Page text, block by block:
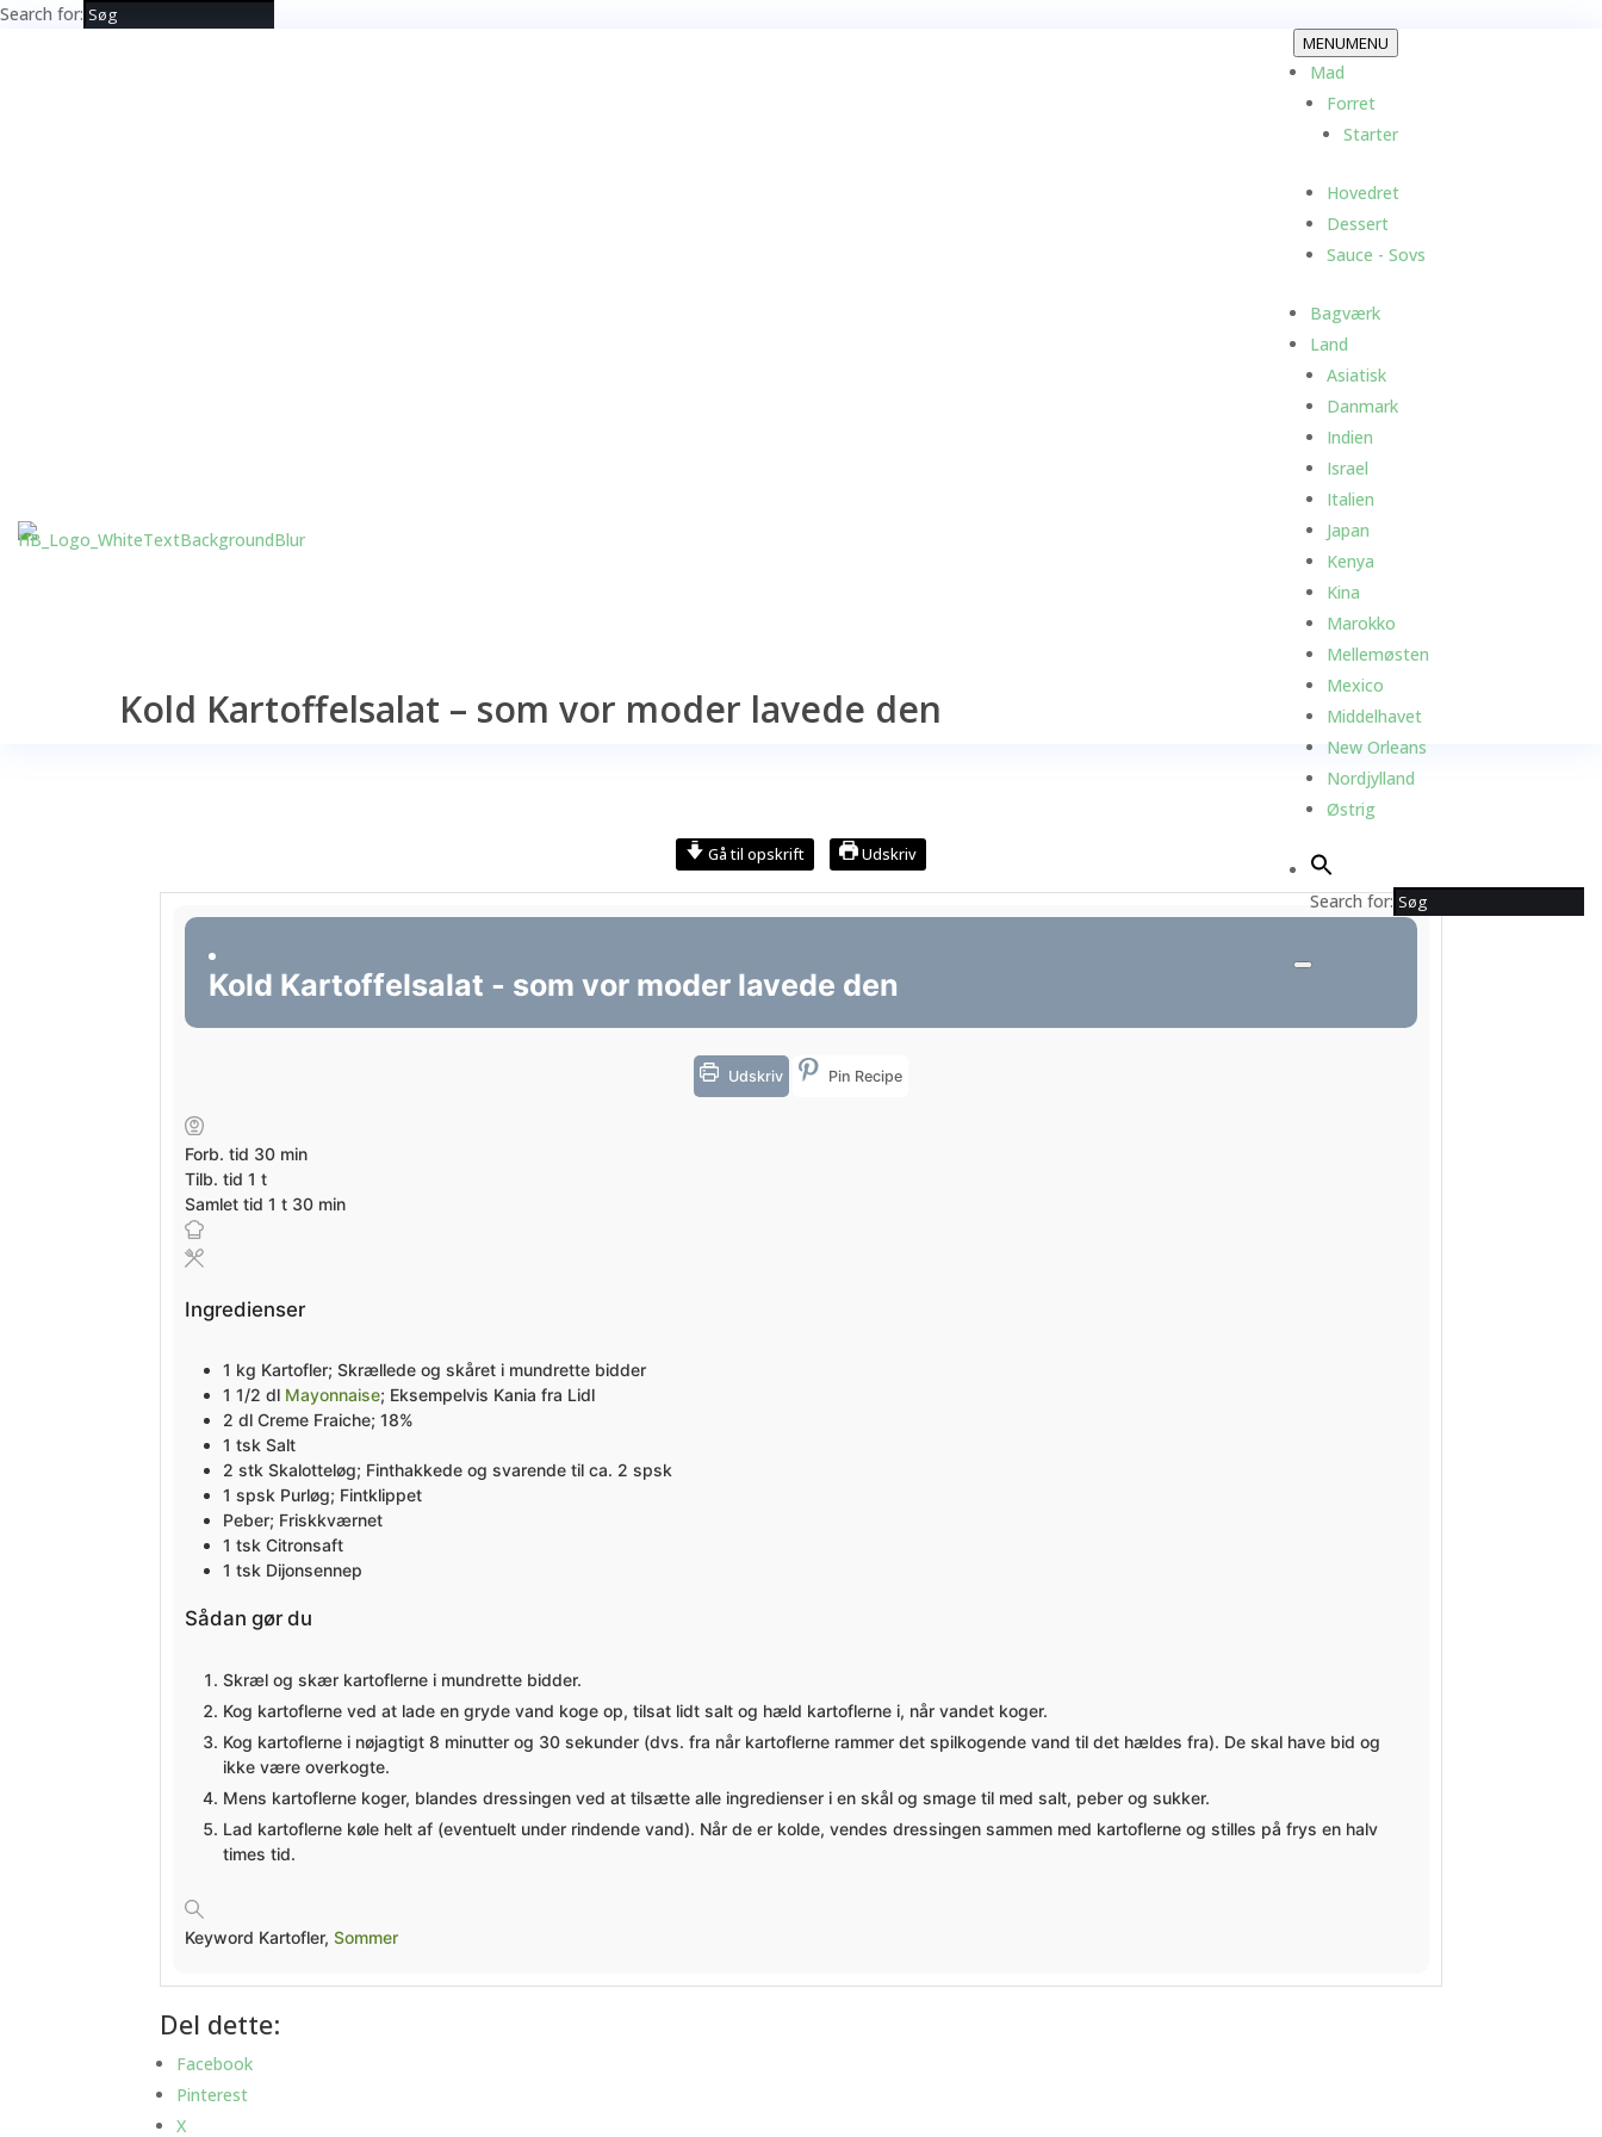
Search for:
MENUMENU
Mad
Forret
Starter
Hovedret
Dessert
Sauce - Sovs
Bagværk
Land
Asiatisk
Danmark
Indien
Israel
Italien
Japan
Kenya
Kina
Marokko
Mellemøsten
Mexico
Middelhavet
New Orleans
Nordjylland
Østrig
Search for:
Kold Kartoffelsalat – som vor moder lavede den
Gå til opskrift Udskriv
Kold Kartoffelsalat - som vor moder lavede den
Udskriv Pin Recipe
Forb. tid 30minutter
min
Tilb. tid1 time
t
Samlet tid1 time
t 30minutter
min
Ingredienser
1 kg Kartofler; Skrællede og skåret i mundrette bidder
1 1/2 dl Mayonnaise; Eksempelvis Kania fra Lidl
2 dl Creme Fraiche; 18%
1 tsk Salt
2 stk Skalotteløg; Finthakkede og svarende til ca. 2 spsk
1 spsk Purløg; Fintklippet
Peber; Friskkværnet
1 tsk Citronsaft
1 tsk Dijonsennep
Sådan gør du
Skræl og skær kartoflerne i mundrette bidder.
Kog kartoflerne ved at lade en gryde vand koge op, tilsat lidt salt og hæld kartoflerne i, når vandet koger.
Kog kartoflerne i nøjagtigt 8 minutter og 30 sekunder (dvs. fra når kartoflerne rammer det spilkogende vand til det hældes fra). De skal have bid og
ikke være overkogte.
Mens kartoflerne koger, blandes dressingen ved at tilsætte alle ingredienser i en skål og smage til med salt, peber og sukker.
Lad kartoflerne køle helt af (eventuelt under rindende vand). Når de er kolde, vendes dressingen sammen med kartoflerne og stilles på frys en halv
times tid.
Keyword Kartofler,Sommer
Del dette:
Facebook
Pinterest
X